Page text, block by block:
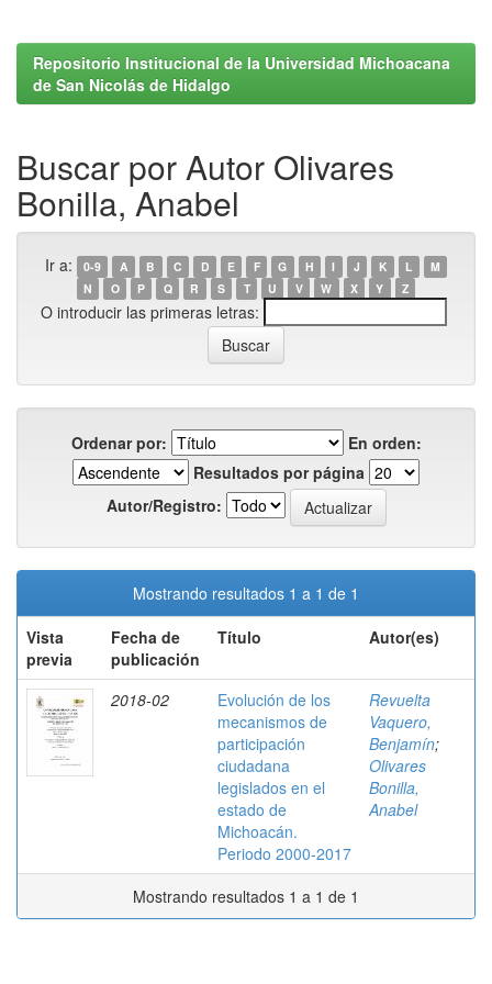
Repositorio Institucional de la Universidad Michoacana
de San Nicolás de Hidalgo
Buscar por Autor Olivares
Bonilla, Anabel
Ir a: 0-9 A B C D E F G H I J K L
M
N
O P Q R S T U V W X Y Z
O introducir las primeras letras:
Ordenar por:
En orden:
Resultados por página
Autor/Registro:
Mostrando resultados 1 a 1 de 1
Vista
previa
Fecha de
publicación
Título Autor(es)
2018-02
Evolución de los
mecanismos de
participación
ciudadana
legislados en el
estado de
Michoacán.
Periodo 2000-2017
Revuelta
Vaquero,
Benjamín;
Olivares
Bonilla,
Anabel
Mostrando resultados 1 a 1 de 1